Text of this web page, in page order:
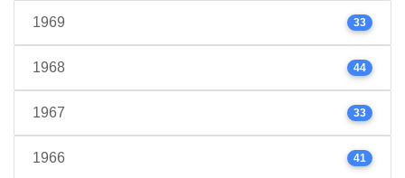
1969 33
1968 44
1967 33
1966 41